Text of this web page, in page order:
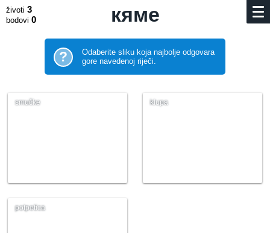
životi 3
bodovi 0 кяме
?
Odaberite sliku koja najbolje odgovara
gore navedenoj riječi.
smučke klupa
potpetica